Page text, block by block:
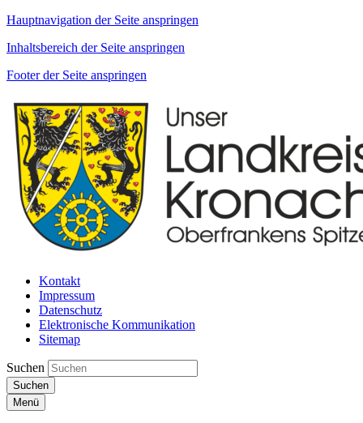
Hauptnavigation der Seite anspringen
Inhaltsbereich der Seite anspringen
Footer der Seite anspringen
Kontakt
Impressum
Datenschutz
Elektronische Kommunikation
Sitemap
Suchen
Suchen
Menü